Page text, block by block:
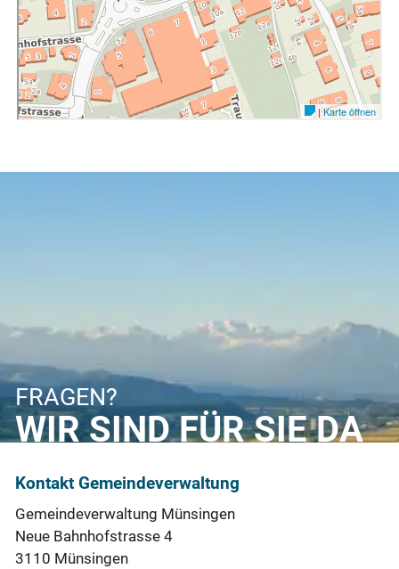
FRAGEN?
WIR SIND FÜR SIE DA
Kontakt Gemeindeverwaltung
Gemeindeverwaltung Münsingen
Neue Bahnhofstrasse 4
3110 Münsingen